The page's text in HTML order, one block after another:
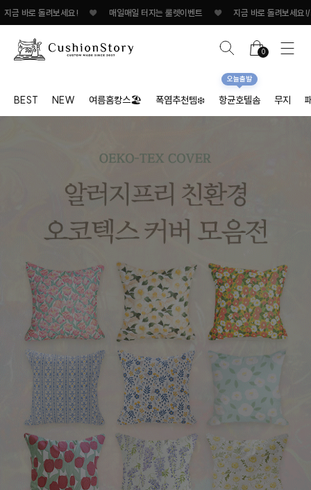
로 돌려보세요! ♥ 매일매일 터지는 룰렛이벤트 ♥ 지금 바로 돌려보세요!/
0
BEST NEW 여름홈캉스🏖 폭염추천템❄️ 항균호텔솜
오늘출발
무지